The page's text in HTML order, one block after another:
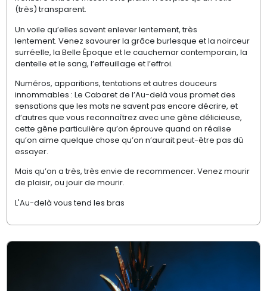
(très) transparent.
Un voile qu’elles savent enlever lentement, très
lentement. Venez savourer la grâce burlesque et la noirceur
surréelle, la Belle Époque et le cauchemar contemporain, la
dentelle et le sang, l’effeuillage et l’effroi.
Numéros, apparitions, tentations et autres douceurs
innommables : Le Cabaret de l’Au-delà vous promet des
sensations que les mots ne savent pas encore décrire, et
d’autres que vous reconnaîtrez avec une gêne délicieuse,
cette gêne particulière qu’on éprouve quand on réalise
qu’on aime quelque chose qu’on n’aurait peut-être pas dû
essayer.
Mais qu’on a très, très envie de recommencer. Venez mourir
de plaisir, ou jouir de mourir.
L'Au-delà vous tend les bras